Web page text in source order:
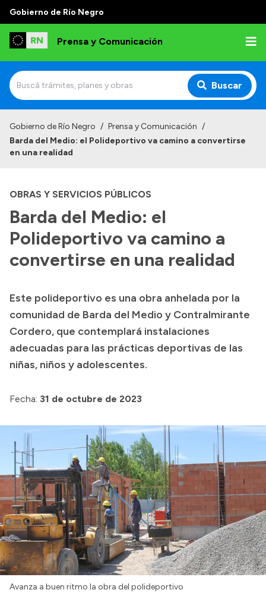
Gobierno de Río Negro
Prensa y Comunicación
Buscar
Institucional
Referentes de prensa
Archivo de noticias
Transparencia
Boletín Oficial
Compras y licitaciones
Consulta de expedientes
Consulta de pago a proveedores
Intranet
Login
Gobierno de Río Negro / Prensa y Comunicación /
Barda del Medio: el Polideportivo va camino a convertirse
en una realidad
OBRAS Y SERVICIOS PÚBLICOS
Barda del Medio: el
Polideportivo va camino a
convertirse en una realidad
Este polideportivo es una obra anhelada por la
comunidad de Barda del Medio y Contralmirante
Cordero, que contemplará instalaciones
adecuadas para las prácticas deportivas de las
niñas, niños y adolescentes.
Fecha: 31 de octubre de 2023
Avanza a buen ritmo la obra del polideportivo